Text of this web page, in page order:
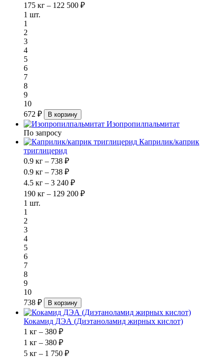
175 кг – 122 500 ₽
1 шт.
1
2
3
4
5
6
7
8
9
10
672 ₽
В корзину
Изопропилпальмитат
По запросу
Каприлик/каприк
триглицерид
0.9 кг – 738 ₽
0.9 кг – 738 ₽
4.5 кг – 3 240 ₽
190 кг – 129 200 ₽
1 шт.
1
2
3
4
5
6
7
8
9
10
738 ₽
В корзину
Кокамид ДЭА (Диэтаноламид жирных кислот)
1 кг – 380 ₽
1 кг – 380 ₽
5 кг – 1 750 ₽